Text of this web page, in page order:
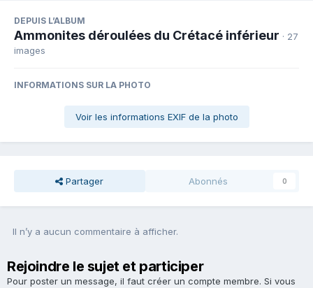
DEPUIS L’ALBUM
Ammonites déroulées du Crétacé inférieur · 27
images
INFORMATIONS SUR LA PHOTO
Voir les informations EXIF de la photo
Partager Abonnés 0
Il n’y a aucun commentaire à afficher.
Rejoindre le sujet et participer
Pour poster un message, il faut créer un compte membre. Si vous